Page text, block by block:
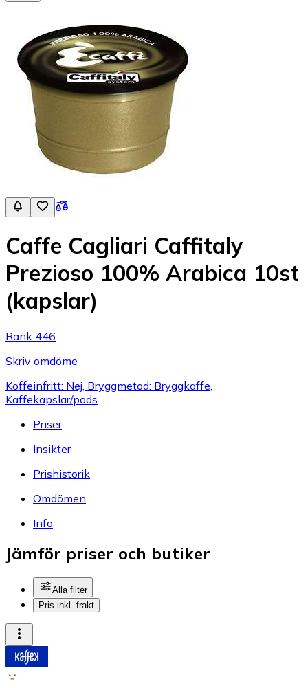
Caffe Cagliari Caffitaly
Prezioso 100% Arabica 10st
(kapslar)
Rank 446
Skriv omdöme
Koffeinfritt: Nej, Bryggmetod: Bryggkaffe,
Kaffekapslar/pods
Priser
Insikter
Prishistorik
Omdömen
Info
Jämför priser och butiker
Alla filter
Pris inkl. frakt